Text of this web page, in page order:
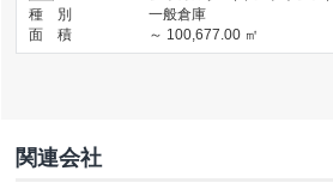
種 別
一般倉庫
面 積
～ 100,677.00 ㎡
関連会社